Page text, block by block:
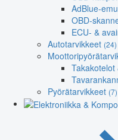
AdBlue-
OBD-
ECU- &
Autotarvikkeet (24)
Pyörätarvikkeet (7)